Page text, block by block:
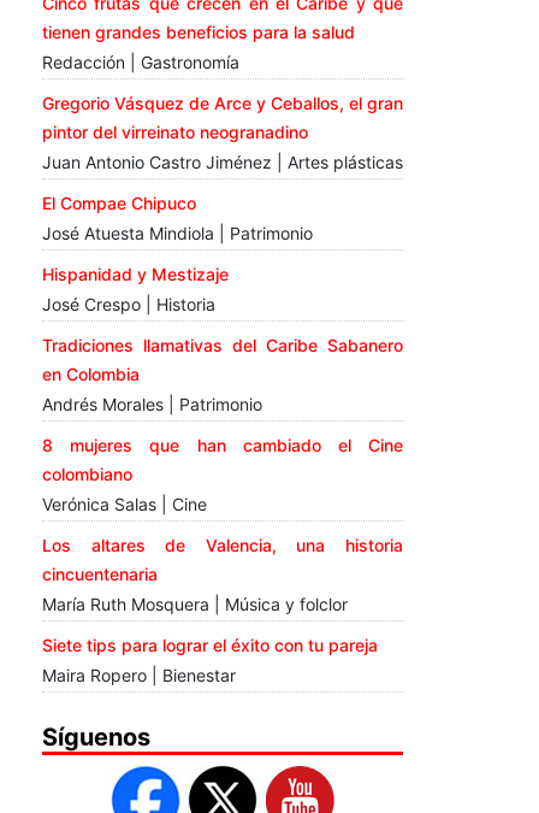
tienen grandes beneficios para la salud
Redacción | Gastronomía
Gregorio Vásquez de Arce y Ceballos, el gran
pintor del virreinato neogranadino
Juan Antonio Castro Jiménez | Artes plásticas
El Compae Chipuco
José Atuesta Mindiola | Patrimonio
Hispanidad y Mestizaje
José Crespo | Historia
Tradiciones llamativas del Caribe Sabanero
en Colombia
Andrés Morales | Patrimonio
8 mujeres que han cambiado el Cine
colombiano
Verónica Salas | Cine
Los altares de Valencia, una historia
cincuentenaria
María Ruth Mosquera | Música y folclor
Siete tips para lograr el éxito con tu pareja
Maira Ropero | Bienestar
Síguenos